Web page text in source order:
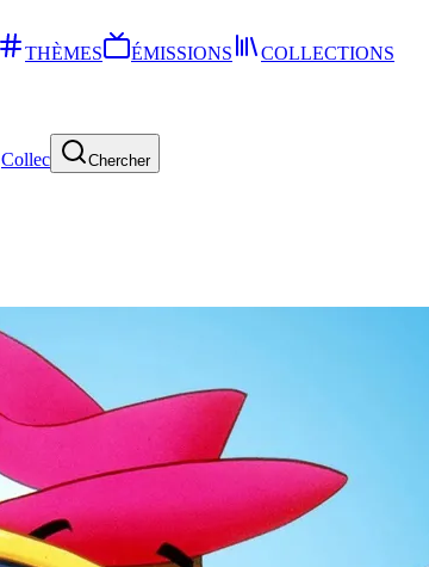
THÈMES ÉMISSIONS
COLLECTIONS
Collec Chercher